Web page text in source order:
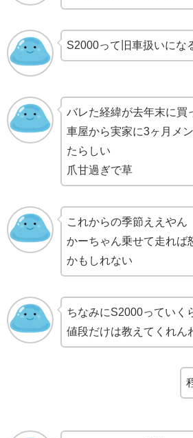
S2000って旧車扱いにな
バレた経緯が去年末に買
車屋から実家に3ヶ月メ
たらしい
爪甘過ぎで草
これからの季節ええやん
かーちゃん乗せて走れば
かもしれない
ちなみにS2000っていく
値段だけは教えてくれん